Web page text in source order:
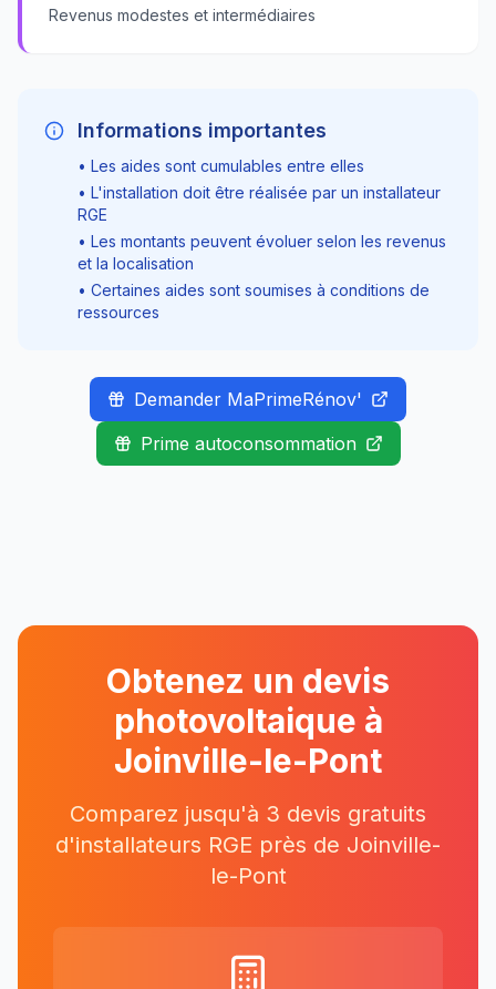
Revenus modestes et intermédiaires
Informations importantes
• Les aides sont cumulables entre elles
• L'installation doit être réalisée par un installateur
RGE
• Les montants peuvent évoluer selon les revenus
et la localisation
• Certaines aides sont soumises à conditions de
ressources
Demander MaPrimeRénov'
Prime autoconsommation
Obtenez un devis
photovoltaique à
Joinville-le-Pont
Comparez jusqu'à 3 devis gratuits
d'installateurs RGE près de Joinville-
le-Pont